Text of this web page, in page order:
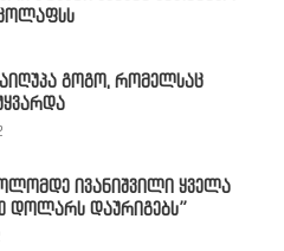
გოგო, რომელსაც
ივანიშვილი ყველა
დოლარს დაურიგებს”